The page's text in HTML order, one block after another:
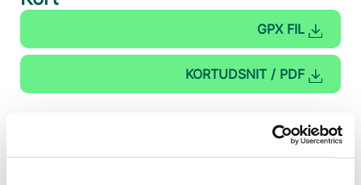
GPX FIL
KORTUDSNIT / PDF